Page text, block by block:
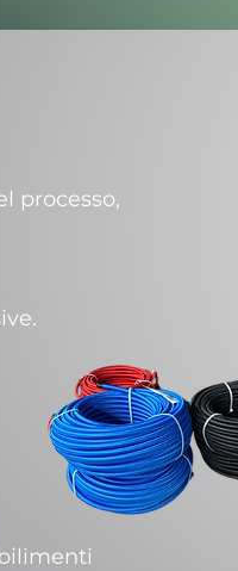
processo,